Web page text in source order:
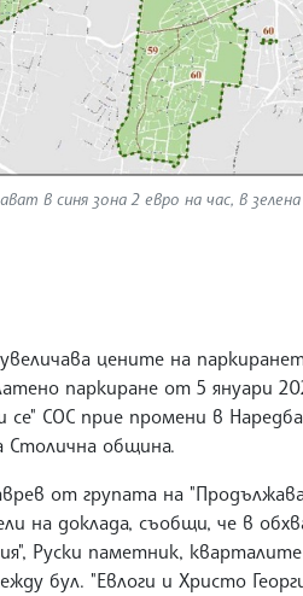
в синя зона 2 евро на час, в
цените на
паркиране от 5 януари
се" СОС прие промени в
община.
от групата на
на доклада, съобщи, че в
Руски паметник,
бул. "Евлоги и Христо